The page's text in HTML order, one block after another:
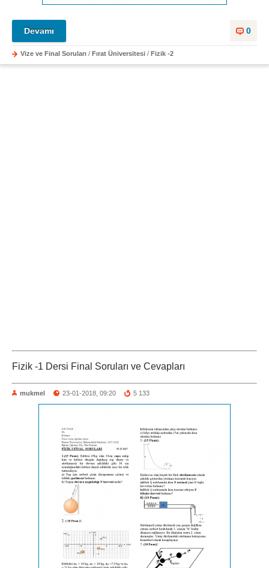
0
Devamı
Vize ve Final Soruları / Fırat Üniversitesi / Fizik -2
Fizik -1 Dersi Final Soruları ve Cevapları
mukmel 23-01-2018, 09:20 5 133